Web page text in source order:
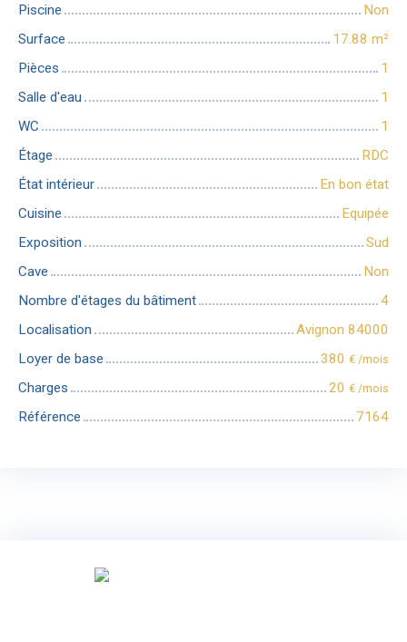
Piscine
Non
Surface
17.88 m²
Pièces
1
Salle d'eau
1
WC
1
Étage
RDC
État intérieur
En bon état
Cuisine
Equipée
Exposition
Sud
Cave
Non
Nombre d'étages du bâtiment
4
Localisation
Avignon 84000
Loyer de base
380 € /mois
Charges 20 € /mois
Référence 7164